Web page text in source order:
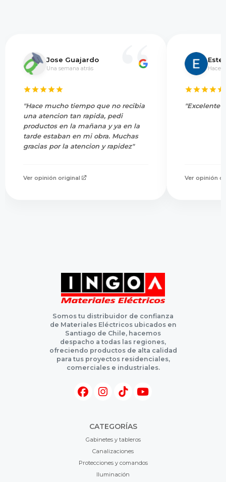
Jose Guajardo
Una semana atrás
"Hace mucho tiempo que no recibia
una atencion tan rapida, pedi
productos en la mañana y ya en la
tarde estaban en mi obra. Muchas
gracias por la atencion y rapidez"
Ver opinión original
Hace
"Excelente
Ver opinión
Somos tu distribuidor de confianza
de Materiales Eléctricos ubicados en
Santiago de Chile, hacemos
despacho a todas las regiones,
ofreciendo productos de alta calidad
para tus proyectos residenciales,
comerciales e industriales.
CATEGORÍAS
Gabinetes y tableros
Canalizaciones
Protecciones y comandos
Iluminación